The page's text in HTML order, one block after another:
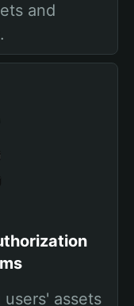
and
assets